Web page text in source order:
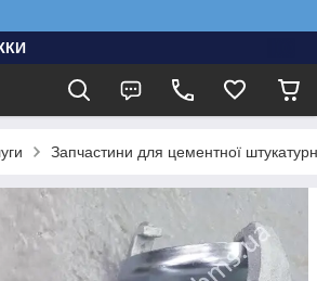
Запчастини для цементної